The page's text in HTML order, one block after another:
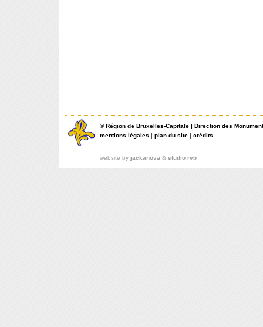
©Région de Bruxelles-Capitale | Direction des
mentions légales | plan du site | crédits
website by jackanova & studio rvb